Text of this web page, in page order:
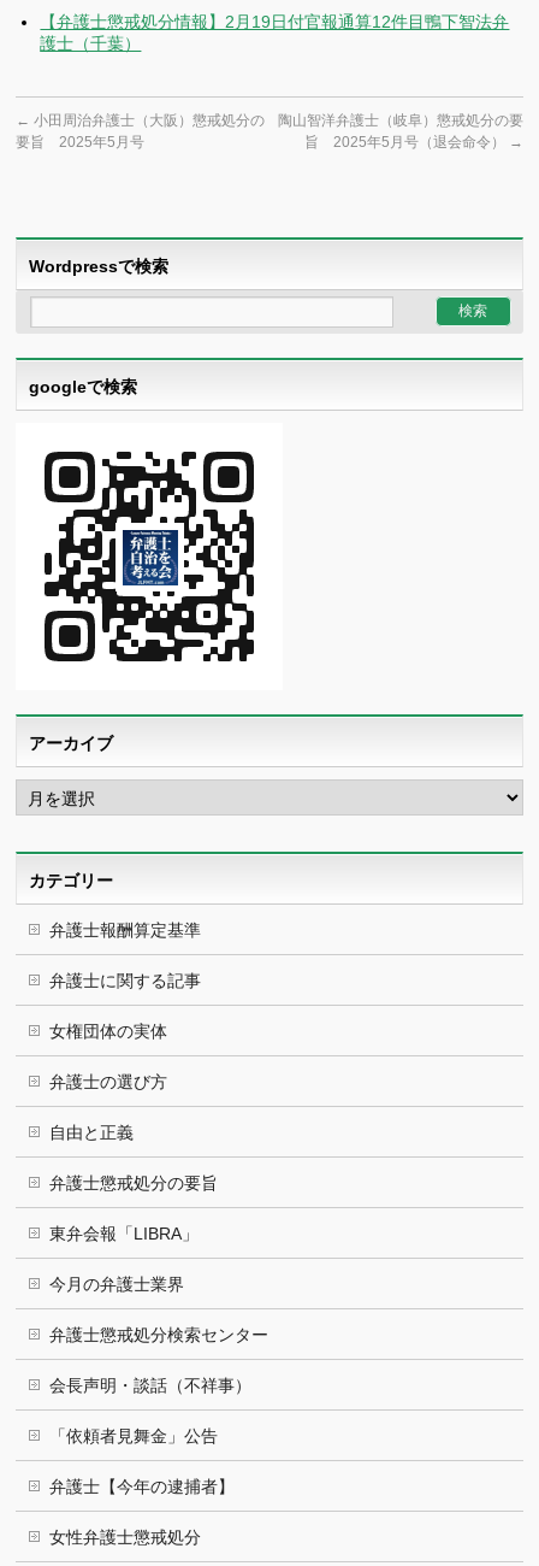
【弁護士懲戒処分情報】2月19日付官報通算12件目鴨下智法弁
護士（千葉）
← 小田周治弁護士（大阪）懲戒処分の
要旨 2025年5月号
陶山智洋弁護士（岐阜）懲戒処分の要
旨 2025年5月号（退会命令）
→
Wordpressで検索
googleで検索
アーカイブ
ア
ー
カ
カテゴリー
弁護士報酬算定基準
弁護士に関する記事
女権団体の実体
弁護士の選び方
自由と正義
弁護士懲戒処分の要旨
東弁会報「LIBRA」
今月の弁護士業界
弁護士懲戒処分検索センター
会長声明・談話（不祥事）
「依頼者見舞金」公告
弁護士【今年の逮捕者】
女性弁護士懲戒処分